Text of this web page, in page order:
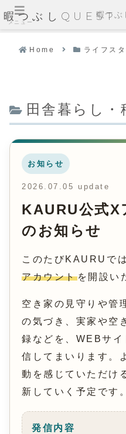
暇つぶしQUEST
Home ライフス
田舎暮らし・
お知らせ
2026.07.05 update
KAURU公式X
のお知らせ
このたびKAURUでは
アカウントを開設い
空き家の見守りや管
の気づき、実家や空
録などを、WEBサ
信してまいります。
動を感じていただけ
新していく予定です。
発信内容
メニュー
暇つ